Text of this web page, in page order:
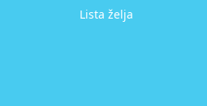
Lista želja